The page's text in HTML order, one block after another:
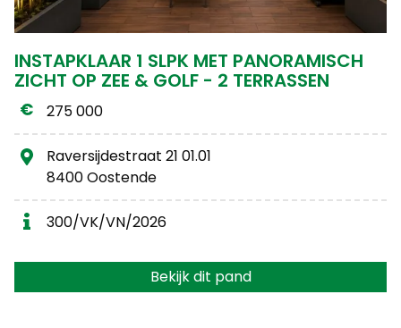
INSTAPKLAAR 1 SLPK MET PANORAMISCH
ZICHT OP ZEE & GOLF - 2 TERRASSEN
275 000
Raversijdestraat 21 01.01
8400 Oostende
300/VK/VN/2026
Bekijk dit pand